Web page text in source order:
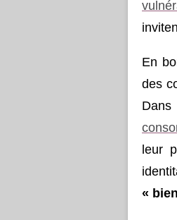
En
des
leur
«